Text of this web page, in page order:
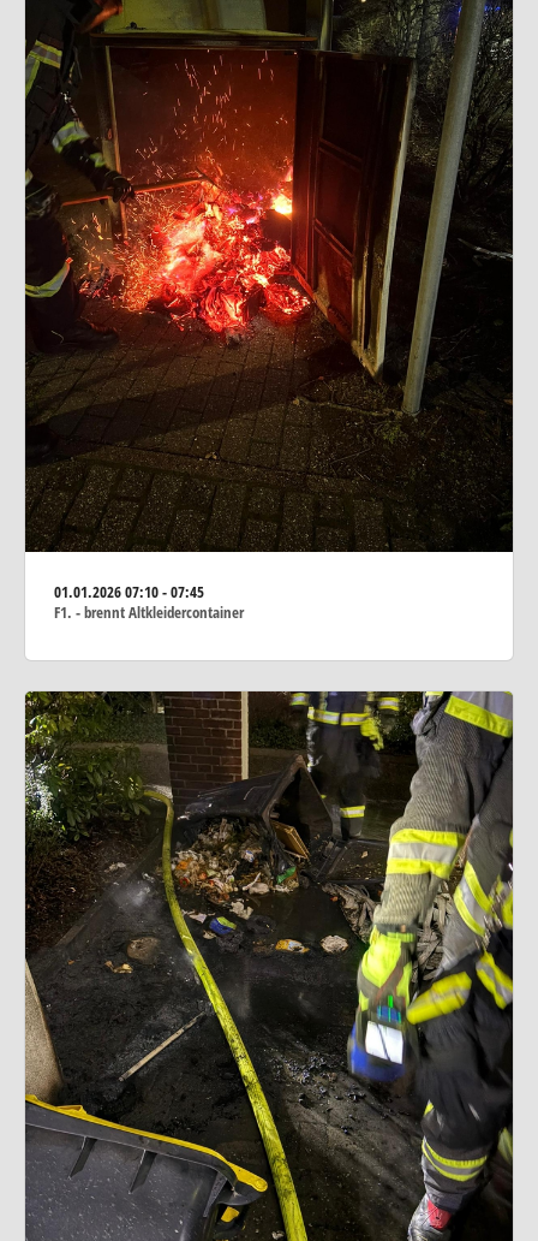
01.01.202607:10 - 07:45
F1. - brennt Altkleidercontainer